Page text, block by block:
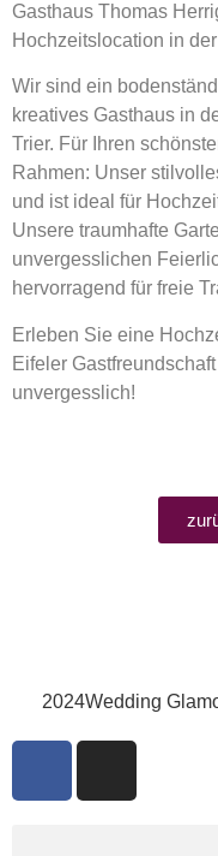
Gasthaus Thomas
Hochzeitslocation in
Wir sind ein
kreatives Gasthaus in
Trier. Für Ihren
Rahmen: Unser
und ist ideal für
Unsere traumhafte
unvergesslichen
hervorragend für freie
Erleben Sie eine
Eifeler
unvergesslich!
2024Wedding